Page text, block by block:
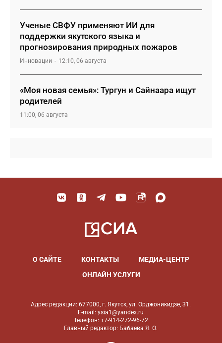
Ученые СВФУ применяют ИИ для
поддержки якутского языка и
прогнозирования природных пожаров
Инновации 12:10, 06 августа
«Моя новая семья»: Тургун и Сайнаара ищут
родителей
11:00, 06 августа
О САЙТЕ КОНТАКТЫ
МЕДИА-ЦЕНТР
ОНЛАЙН УСЛУГИ
Адрес редакции: 677000, г. Якутск, ул. Орджоникидзе, 31.
E-mail: ysia1@yandex.ru
Телефон: +7-914-272-96-72
Главный редактор: Бабаева Я. О.